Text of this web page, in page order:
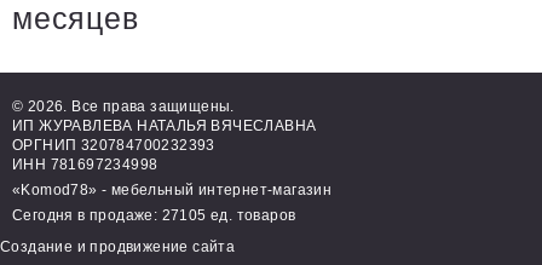
месяцев
© 2026. Все права защищены.
ИП ЖУРАВЛЕВА НАТАЛЬЯ ВЯЧЕСЛАВНА
ОРГНИП 320784700232393
ИНН 781697234998
«Komod78» - мебельный интернет-магазин
Сегодня в продаже: 27105 ед. товаров
Создание и продвижение сайта